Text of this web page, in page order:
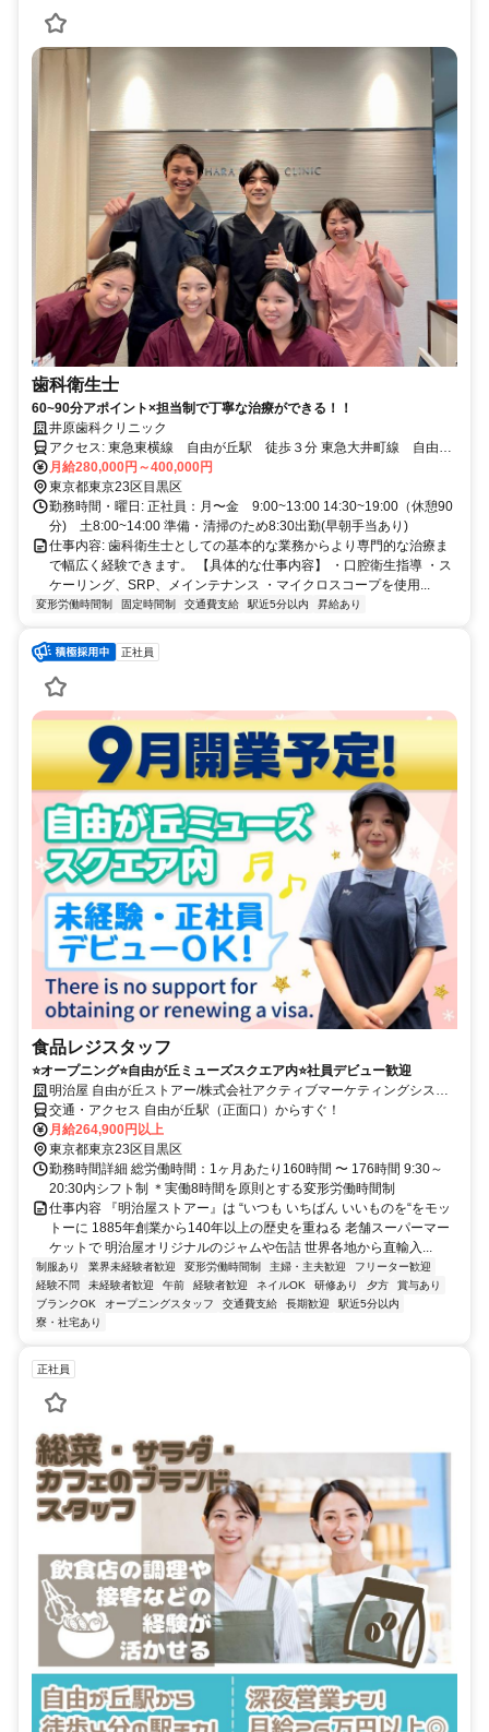
歯科衛生士
60~90分アポイント×担当制で丁寧な治療ができる！！
井原歯科クリニック
アクセス: 東急東横線 自由が丘駅 徒歩３分 東急大井町線 自由が
丘駅 徒歩3分
月給280,000円～400,000円
東京都東京23区目黒区
勤務時間・曜日: 正社員：月〜金 9:00~13:00 14:30~19:00（休憩90
分) 土8:00~14:00 準備・清掃のため8:30出勤(早朝手当あり)
仕事内容: 歯科衛生士としての基本的な業務からより専門的な治療ま
で幅広く経験できます。 【具体的な仕事内容】 ・口腔衛生指導 ・ス
ケーリング、SRP、メインテナンス ・マイクロスコープを使用...
変形労働時間制 固定時間制 交通費支給 駅近5分以内 昇給あり
正社員
食品レジスタッフ
⭐オープニング⭐自由が丘ミューズスクエア内⭐社員デビュー歓迎
明治屋 自由が丘ストアー/株式会社アクティブマーケティングシステ
ム
交通・アクセス 自由が丘駅（正面口）からすぐ！
月給264,900円以上
東京都東京23区目黒区
勤務時間詳細 総労働時間：1ヶ月あたり160時間 〜 176時間 9:30～
20:30内シフト制 ＊実働8時間を原則とする変形労働時間制
仕事内容 『明治屋ストアー』は “いつも いちばん いいものを“をモッ
トーに 1885年創業から140年以上の歴史を重ねる 老舗スーパーマー
ケットで 明治屋オリジナルのジャムや缶詰 世界各地から直輸入...
制服あり 業界未経験者歓迎 変形労働時間制 主婦・主夫歓迎
フリーター歓迎
経験不問
未経験者歓迎 午前 経験者歓迎 ネイルOK 研修あり 夕方
賞与あり
ブランクOK
オープニングスタッフ 交通費支給 長期歓迎
駅近5分以内
寮・社宅あり
正社員